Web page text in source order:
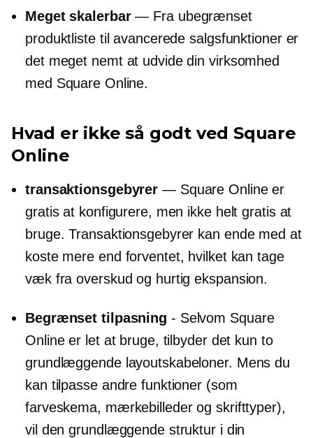
Meget skalerbar— Fra ubegrænset
produktliste til avancerede salgsfunktioner er
det meget nemt at udvide din virksomhed
med Square Online.
Hvad er ikke så godt ved Square
Online
transaktionsgebyrer — Square Online er
gratis at konfigurere, men ikke helt gratis at
bruge. Transaktionsgebyrer kan ende med at
koste mere end forventet, hvilket kan tage
væk fra overskud og hurtig ekspansion.
Begrænset tilpasning - Selvom Square
Online er let at bruge, tilbyder det kun to
grundlæggende layoutskabeloner. Mens du
kan tilpasse andre funktioner (som
farveskema, mærkebilleder og skrifttyper),
vil den grundlæggende struktur i din